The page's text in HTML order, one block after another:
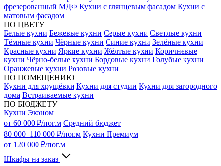
фрезерованный МДФ Кухни с глянцевым фасадом Кухни с
матовым фасадом
ПО ЦВЕТУ
Белые кухни Бежевые кухни Серые кухни Светлые кухни
Тёмные кухни Чёрные кухни Синие кухни Зелёные кухни
Красные кухни Яркие кухни Жёлтые кухни Коричневые
кухни Чёрно-белые кухни Бордовые кухни Голубые кухни
Оранжевые кухни Розовые кухни
ПО ПОМЕЩЕНИЮ
Кухни для хрущёвки Кухни для студии Кухни для загородного
дома Встраиваемые кухни
ПО БЮДЖЕТУ
Кухни Эконом
от 60 000 ₽/пог.м Средний бюджет
80 000–110 000 ₽/пог.м Кухни Премиум
от 120 000 ₽/пог.м
Шкафы на заказ